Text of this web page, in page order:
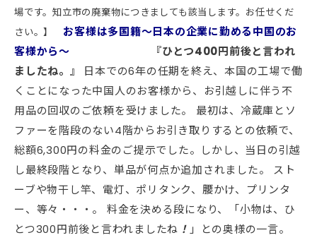
場です。知立市の廃棄物につきましても該当します。お任せくだ
さい。】
お客様は多国籍～日本の企業に勤める中国のお
客様から～
『ひとつ400円前後と言われ
ましたね。』 日本での6年の任期を終え、本国の工場で働
くことになった中国人のお客様から、お引越しに伴う不
用品の回収のご依頼を受けました。 最初は、冷蔵庫とソ
ファーを階段のない4階からお引き取りするとの依頼で、
総額6,300円の料金のご提示でした。しかし、当日の引越
し最終段階となり、単品が何点か追加されました。 スト
ーブや物干し竿、電灯、ポリタンク、腰かけ、プリンタ
ー、等々・・・。 料金を決める段になり、「小物は、ひ
とつ300円前後と言われましたね ！ 」との奥様の一言。